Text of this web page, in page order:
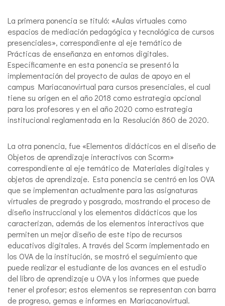
La primera ponencia se tituló: «Aulas virtuales como
espacios de mediación pedagógica y tecnológica de cursos
presenciales», correspondiente al eje temático de
Prácticas de enseñanza en entornos digitales.
Específicamente en esta ponencia se presentó la
implementación del proyecto de aulas de apoyo en el
campus Mariacanovirtual para cursos presenciales, el cual
tiene su origen en el año 2018 como estrategia opcional
para los profesores y en el año 2020 como estrategia
institucional reglamentada en la Resolución 860 de 2020.
La otra ponencia, fue «Elementos didácticos en el diseño de
Objetos de aprendizaje interactivos con Scorm»
correspondiente al eje temático de Materiales digitales y
objetos de aprendizaje. Esta ponencia se centró en los OVA
que se implementan actualmente para las asignaturas
virtuales de pregrado y posgrado, mostrando el proceso de
diseño instruccional y los elementos didácticos que los
caracterizan, además de los elementos interactivos que
permiten un mejor diseño de este tipo de recursos
educativos digitales. A través del Scorm implementado en
los OVA de la institución, se mostró el seguimiento que
puede realizar el estudiante de los avances en el estudio
del libro de aprendizaje u OVA y los informes que puede
tener el profesor; estos elementos se representan con barra
de progreso, gemas e informes en Mariacanovirtual.